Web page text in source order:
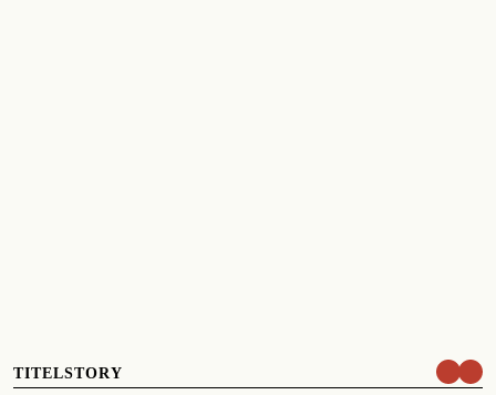
TITELSTORY